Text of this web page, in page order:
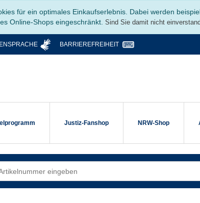
für ein optimales Einkaufserlebnis. Dabei werden
Online-Shops eingeschränkt. Sind Sie damit nicht
BARRIEREFREIHEIT
Justiz-Fanshop NRW-Shop